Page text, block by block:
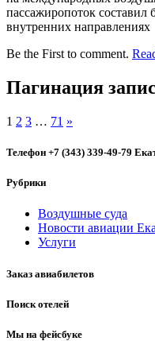
пассажиропоток составил
внутренних направлениях
Be the First to comment.
Пагинация
1 2 3 … 71 »
Телефон +7 (343) 339-49-79
Рубрики
Воздушные суда
Новости авиации
Услуги
Заказ авиабилетов
Поиск отелей
Мы на фейсбуке